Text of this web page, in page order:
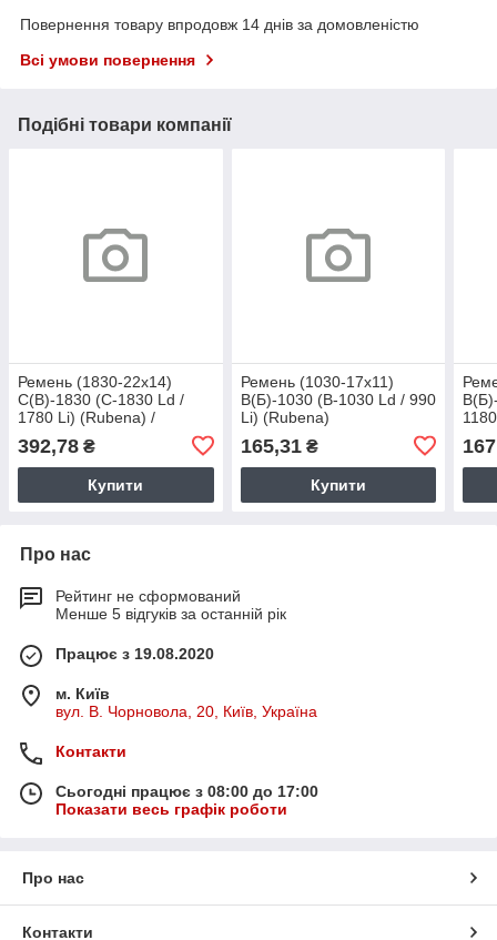
Повернення товару впродовж 14 днів за домовленістю
Всі умови повернення
Подібні товари компанії
Ремень (1830-22х14)
С(В)-1830 (C-1830 Ld /
1780 Li) (Rubena) /
392,78 ₴
Купити
Ремень (1030-17х11)
В(Б)-1030 (B-1030 Ld / 990
Li) (Rubena)
165,31₴
Купити
Про нас
Рейтинг не сформований
Менше 5 відгуків за останній рік
Працює з 19.08.2020
м. Київ
вул. В. Чорновола, 20, Київ, Україна
Контакти
Сьогодні працює з 08:00 до 17:00
Показати весь графік роботи
Про нас
Контакти